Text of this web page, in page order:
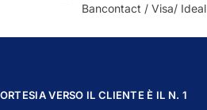
Bancontact / Visa/ Ideal
VERSO IL CLIENTE È IL N. 1